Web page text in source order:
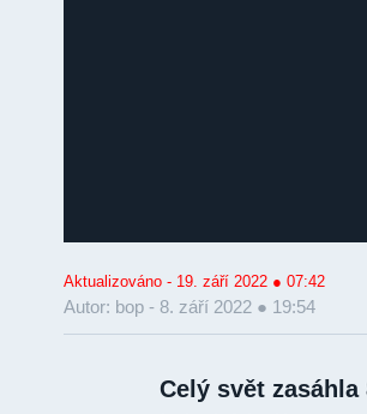
Autor: bop -
Aktualizováno - 19. září 2022 ● 07:42
8. září 2022 ● 19:54
Celý svět